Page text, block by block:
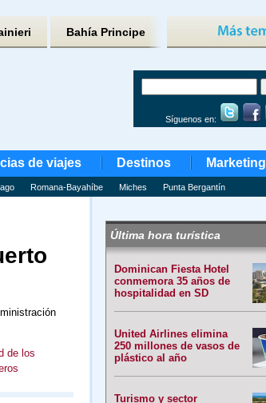
Bahía Principe
Síguenos en:
de viajes Destinos Marketing
Romana-Bayahíbe Miches Punta Bergantín
de los
Última hora turística
Dominican Fiesta Hotel
conmemora 35 años de
hospitalidad en SD
United Airlines elimina
250 millones de vasos de
plástico al año
Turismo y sector